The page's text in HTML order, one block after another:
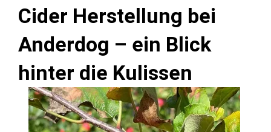
Cider Herstellung bei
Anderdog – ein Blick
hinter die Kulissen